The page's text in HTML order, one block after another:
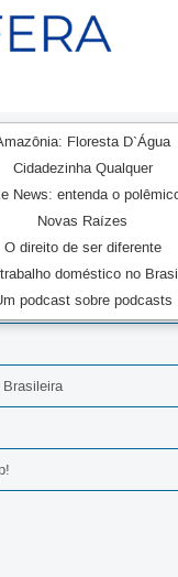
Floresta D`Água
Cidadezinha Qualquer
News: entenda o
Novas Raízes
O direito de ser diferente
doméstico no
podcast sobre podcasts